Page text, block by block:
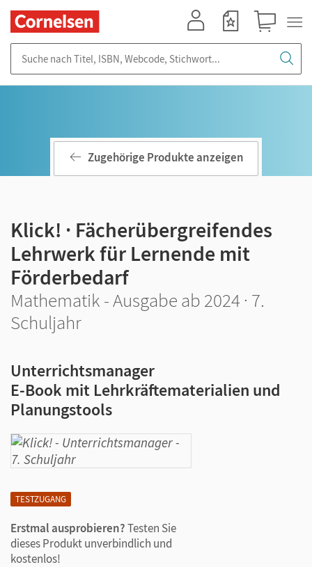
TESTZUGANG
Erstmal ausprobieren?Testen Sie
dieses Produkt unverbindlich und
kostenlos!
Zugehörige Produkte anzeigen
Klick! · Fächerübergreifendes
Lehrwerk für Lernende mit
Förderbedarf
Mathematik - Ausgabe ab 2024 · 7.
Schuljahr
Unterrichtsmanager
E-Book mit Lehrkräftematerialien und
Planungstools